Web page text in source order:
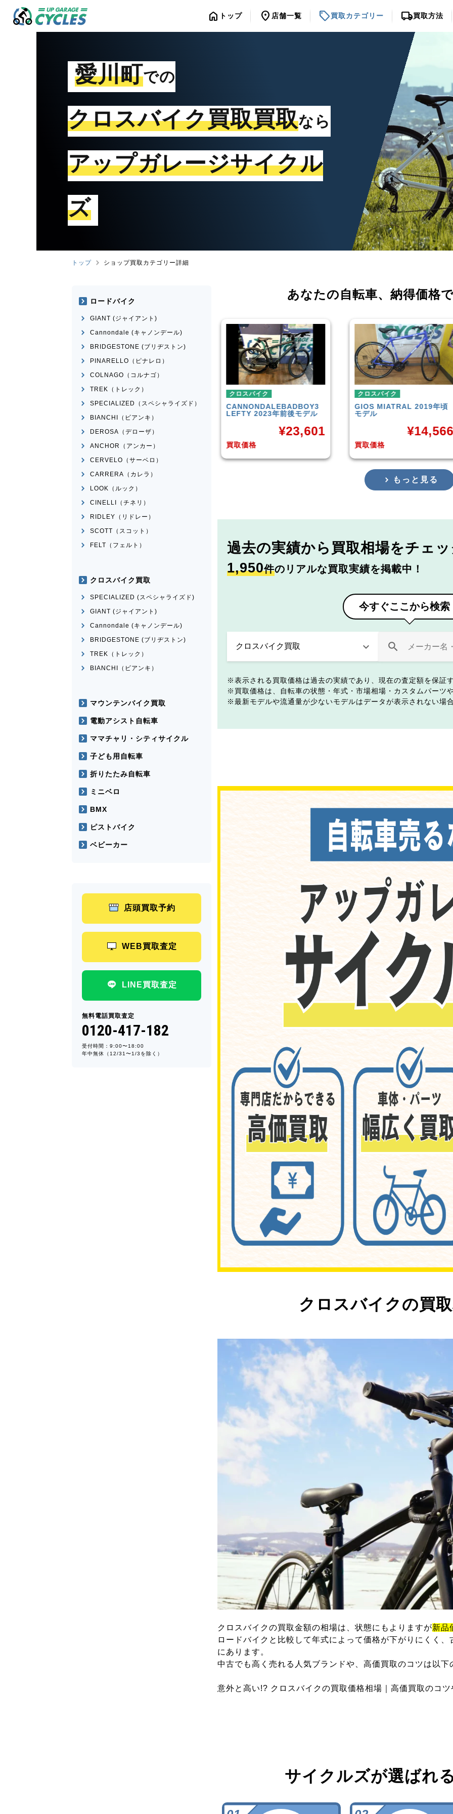
home トップ location_on 店舗一覧 sell買取カテゴリー local_shipping買取方法
愛川町での
クロスバイク買取買取なら
アップガレージサイクル
ズ
トップ ショップ買取カテゴリー詳細
あなたの自転車、 納得価格
ESCAPE RX 2025
39,001
クロスバイク
CANNONDALEBADBOY3
LEFTY 2023年前後モデル
買取価格
クロスバイク
GIOSMIATRAL 2019年頃
モデル
買取価格
¥14,566
クロスバイク
TREKFX3 Disc
買取価格
¥
もっと見る
過去の実績から 買取相場をチェ
1,950件のリアルな買取実績を掲載中！
今すぐここから検索
表示される買取価格は過去の実績であり、現在の査定額を保証
買取価格は、自転車の状態・年式・市場相場・カスタムパーツ
最新モデルや流通量が少ないモデルはデータが表示されない場
クロスバイクの買
クロスバイクの買取金額の相場は、状態にもよりますが新品
ロードバイクと比較して年式によって価格が下がりにくく
にあります。
中古でも高く売れる人気ブランドや、高価買取のコツは以
意外と高い!? クロスバイクの買取価格相場｜高価買取のコ
サイクルズが選ばれ
ロードバイク
GIANT (ジャイアント)
Cannondale (キャノンデール)
BRIDGESTONE (ブリヂストン)
PINARELLO（ピナレロ）
COLNAGO（コルナゴ）
TREK（トレック）
SPECIALIZED（スペシャライズド）
BIANCHI（ビアンキ）
DEROSA（デローザ）
ANCHOR（アンカー）
CERVELO（サーベロ）
CARRERA（カレラ）
LOOK（ルック）
CINELLI（チネリ）
RIDLEY（リドレー）
SCOTT（スコット）
FELT（フェルト）
クロスバイク買取
SPECIALIZED (スペシャライズド)
GIANT (ジャイアント)
Cannondale (キャノンデール)
BRIDGESTONE (ブリヂストン)
TREK（トレック）
BIANCHI（ビアンキ）
マウンテンバイク買取
電動アシスト自転車
ママチャリ・シティサイクル
子ども用自転車
折りたたみ自転車
ミニベロ
BMX
ピストバイク
ベビーカー
店頭買取予約
WEB買取査定
LINE買取査定
無料電話買取査定
0120-417-182
受付時間：9:00〜18:00
年中無休（12/31〜1/3を除く）